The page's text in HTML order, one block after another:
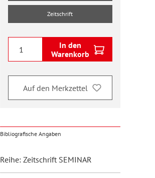
Zeitschrift
In den
Warenkorb
Auf den Merkzettel
Bibliografische Angaben
Reihe: Zeitschrift SEMINAR